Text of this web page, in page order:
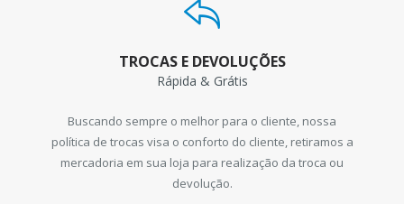
TROCAS E DEVOLUÇÕES
Rápida & Grátis
Buscando sempre o melhor para o cliente, nossa
política de trocas visa o conforto do cliente, retiramos a
mercadoria em sua loja para realização da troca ou
devolução.